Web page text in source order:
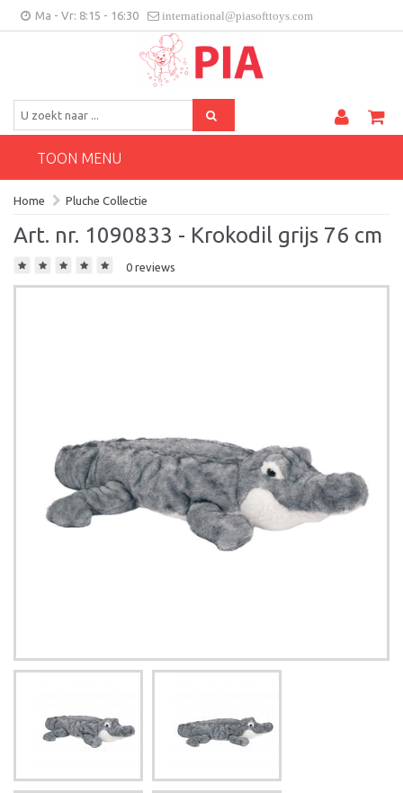
Ma - Vr: 8:15 - 16:30 international@piasofttoys.com
Klantenfeedback
BE/NL
TOON MENU
Home Pluche Collectie
Art. nr. 1090833 - Krokodil grijs 76 cm
0 reviews